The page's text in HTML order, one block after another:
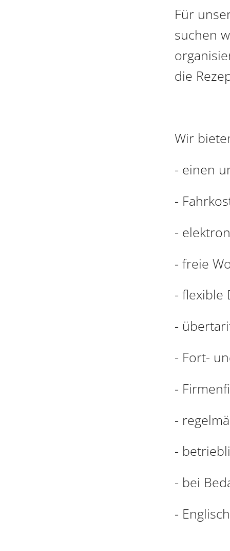
Für
suchen
die
Wir
- einen
-
-
- freie
- flexible
-
- Fort-
-
-
-
- bei
-